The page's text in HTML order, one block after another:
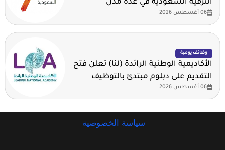
الترفيه السعودية في عدة مدن
06 أغسطس 2026
وظائف يومية
الأكاديمية الوطنية الرائدة (لنا) تعلن فتح
التقديم على دبلوم مبتدئ بالتوظيف
06 أغسطس 2026
سياسة الخصوصية